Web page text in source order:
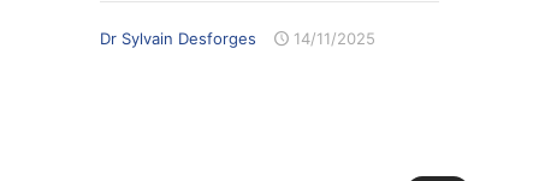
Dr Sylvain Desforges 14/11/2025